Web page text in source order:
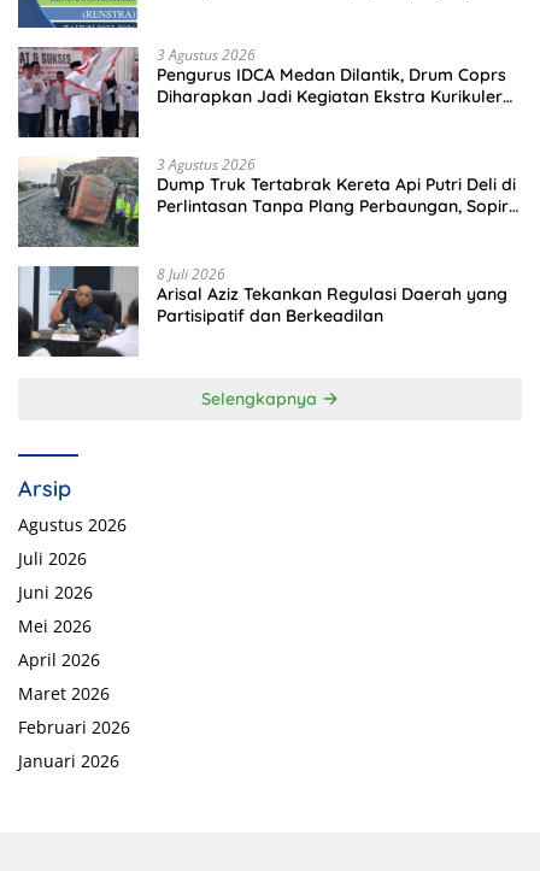
3 Agustus 2026
Pengurus IDCA Medan Dilantik, Drum Coprs
Diharapkan Jadi Kegiatan Ekstra Kurikuler
3 Agustus 2026
Dump Truk Tertabrak Kereta Api Putri Deli di
Perlintasan Tanpa Plang Perbaungan, Sopir
8 Juli 2026
Arisal Aziz Tekankan Regulasi Daerah yang
Partisipatif dan Berkeadilan
Selengkapnya
Arsip
Agustus 2026
Juli 2026
Juni 2026
Mei 2026
April 2026
Maret 2026
Februari 2026
Januari 2026